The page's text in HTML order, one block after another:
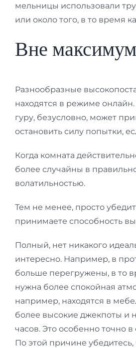
мельницы использовали
или около того, в то время
Вне
Разнообразные
находятся в режиме
гуру, безусловно, может
остановить силу попытки,
Когда комната
более случайны в
волатильностью.
Тем не менее, просто
принимаете способность
Полный, нет никакого
интересно. Например, в
больше перегружены, в то
нужна более спокойная
например, находятся в
более высокие джекпоты и
часов. Это особенно точно
По этой причине